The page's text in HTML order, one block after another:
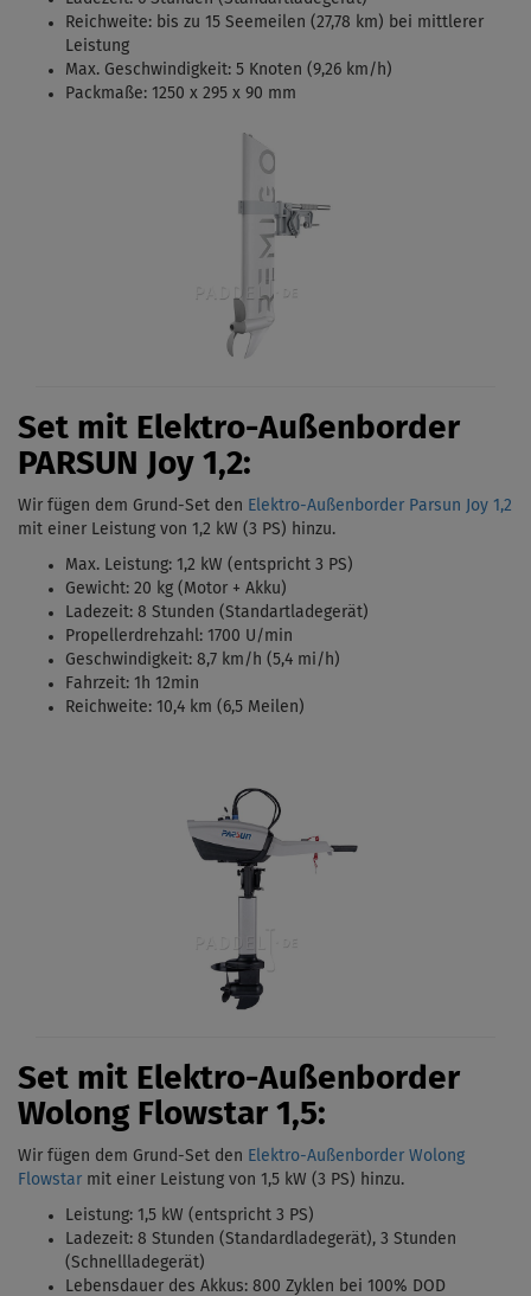
Reichweite: bis zu 15 Seemeilen (27,78 km) bei mittlerer
Leistung
Max. Geschwindigkeit: 5 Knoten (9,26 km/h)
Packmaße: 1250 x 295 x 90 mm
Set mit Elektro-Außenborder
PARSUN Joy 1,2:
Wir fügen dem Grund-Set den Elektro-Außenborder Parsun Joy 1,2
mit einer Leistung von 1,2 kW (3 PS) hinzu.
Max. Leistung: 1,2 kW (entspricht 3 PS)
Gewicht: 20 kg (Motor + Akku)
Ladezeit: 8 Stunden (Standartladegerät)
Propellerdrehzahl: 1700 U/min
Geschwindigkeit: 8,7 km/h (5,4 mi/h)
Fahrzeit: 1h 12min
Reichweite: 10,4 km (6,5 Meilen)
Set mit Elektro-Außenborder
Wolong Flowstar 1,5:
Wir fügen dem Grund-Set den Elektro-Außenborder Wolong
Flowstar mit einer Leistung von 1,5 kW (3 PS) hinzu.
Leistung: 1,5 kW (entspricht 3 PS)
Ladezeit: 8 Stunden (Standardladegerät), 3 Stunden
(Schnellladegerät)
Lebensdauer des Akkus: 800 Zyklen bei 100% DOD